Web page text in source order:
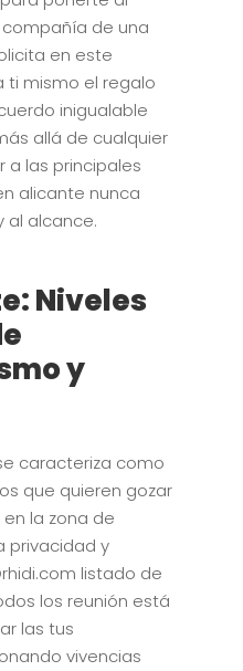
de una
en este
mismo el regalo
inigualable
allá de cualquier
las principales
alicante nunca
al alcance.
Niveles
y
caracteriza como
que quieren gozar
la zona de
privacidad y
listado de
los reunión está
las tus
vivencias